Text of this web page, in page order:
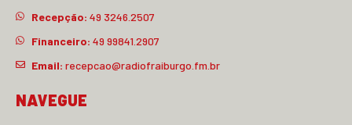
Recepção: 49 3246.2507
Financeiro: 49 99841.2907
Email: recepcao@radiofraiburgo.fm.br
NAVEGUE